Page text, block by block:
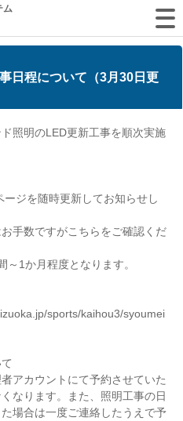
ム
日程について（3月30日更
照明のLED更新工事を順次実施
ジを随時更新してお知らせし
手数ですがこちらをご確認くだ
1か月程度となります。
sports/kaihou3/syoumei
アカウントにて予約させていた
なります。また、照明工事の日
場合は一度ご連絡したうえで予